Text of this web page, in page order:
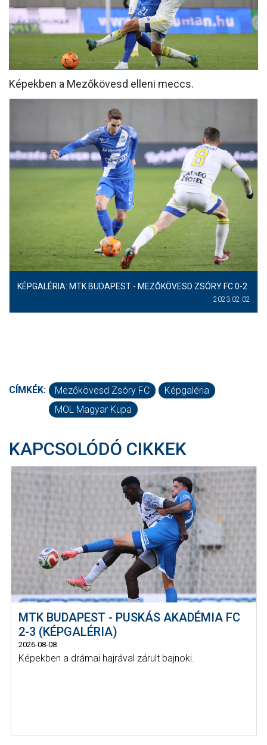
MÉRKŐZÉSEK
KLUB
GALÉRIA
SZURKOLÓI ÉLMÉNYEK
AKKREDITÁCIÓ
Képekben a Mezőkövesd elleni meccs.
KÉPGALÉRIA: MTK BUDAPEST - MEZŐKÖVESD ZSÓRY FC 0-2
2023.02.02
CÍMKÉK: Mezőkövesd Zsóry FC
Képgaléria
MOL Magyar Kupa
KAPCSOLÓDÓ CIKKEK
MTK BUDAPEST - PUSKÁS AKADÉMIA FC
2-3 (KÉPGALÉRIA)
2026-08-08
Képekben a drámai hajrával zárult bajnoki.